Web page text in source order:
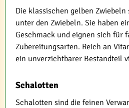
Die klassischen gelben
unter den Zwiebeln. Sie haben
Geschmack und eignen sich für
Zubereitungsarten. Reich an
ein unverzichtbarer Bestandteil
Schalotten
Schalotten sind die feinen